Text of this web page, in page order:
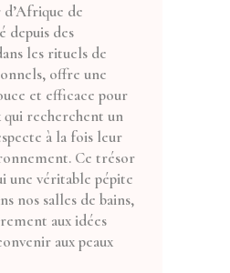
de
depuis des
les rituels de
offre une
et efficace pour
qui recherchent un
à la fois leur
Ce trésor
une véritable pépite
nos salles de bains,
aux idées
aux peaux